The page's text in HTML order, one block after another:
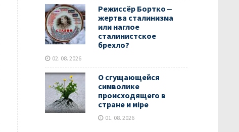
Режиссёр Бортко ‒
жертва сталинизма
или наглое
сталинистское
брехло?
02. 08. 2026
О сгущающейся
символике
происходящего в
стране и мiре
01. 08. 2026